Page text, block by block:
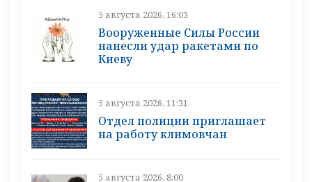
5 августа 2026, 16:03
Вооруженные Силы России
нанесли удар ракетами по
Киеву
5 августа 2026, 11:31
Отдел полиции приглашает
на работу климовчан
5 августа 2026, 8:00